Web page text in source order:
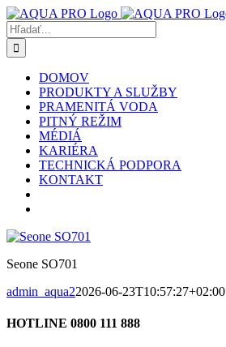
Skip
to
content
Hľadať:
DOMOV
PRODUKTY A SLUŽBY
PRAMENITÁ VODA
PITNÝ REŽIM
MÉDIÁ
KARIÉRA
TECHNICKÁ PODPORA
KONTAKT
Seone SO701
admin_aqua22026-06-23T10:57:27+02:00
HOTLINE 0800 111 888